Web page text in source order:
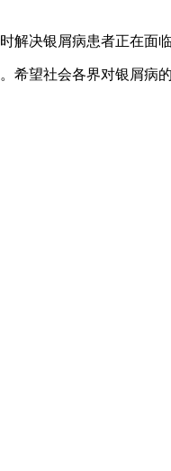
解决银屑病患者正在面临
望社会各界对银屑病